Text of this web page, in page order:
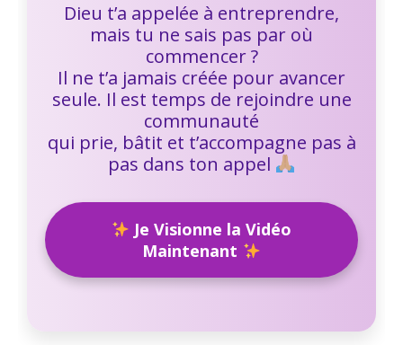
Dieu t’a appelée à entreprendre,
mais tu ne sais pas par où
commencer ?
Il ne t’a jamais créée pour avancer
seule. Il est temps de rejoindre une
communauté
qui prie, bâtit et t’accompagne pas à
pas dans ton appel
Je Visionne la Vidéo
Maintenant